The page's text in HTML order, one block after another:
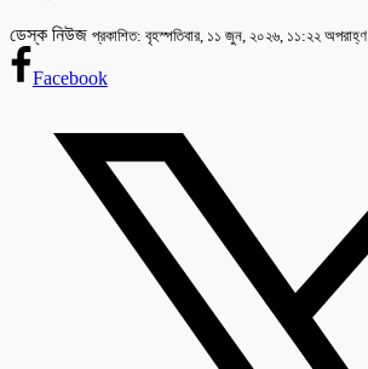
ডেস্ক নিউজ প্রকাশিত: বৃহস্পতিবার, ১১ জুন, ২০২৬, ১১:২২ অপরাহ্ণ
Facebook